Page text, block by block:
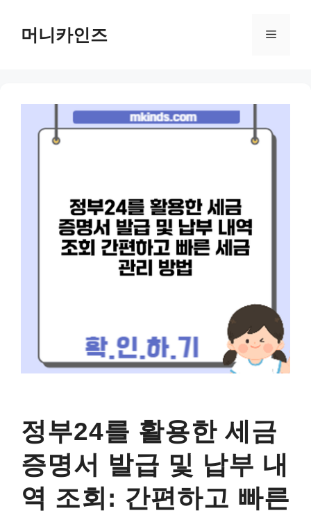
content머니카인즈 Menu
정부24를 활용한 세금
증명서 발급 및 납부 내
역 조회: 간편하고 빠른